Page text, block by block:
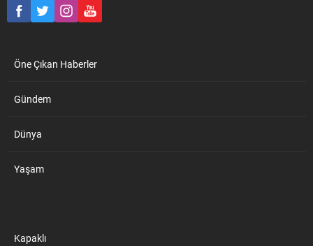
Öne Çıkan Haberler
Gündem
Dünya
Yaşam
Kapaklı